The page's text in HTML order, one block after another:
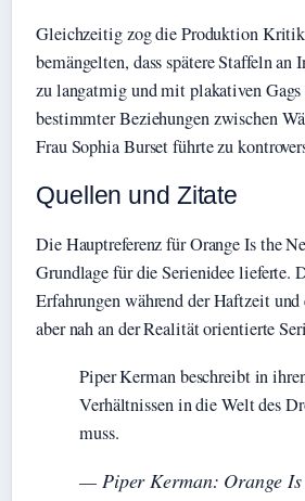
Gleichzeitig zog die Produktion
bemängelten, dass spätere Staffeln
zu langatmig und mit plakativen
bestimmter Beziehungen zwischen
Frau Sophia Burset führte zu
Quellen und Zitate
Die Hauptreferenz für Orange Is the
Grundlage für die Serienidee lieferte.
Erfahrungen während der Haftzeit
aber nah an der Realität orientierte
Piper Kerman beschreibt in
Verhältnissen in die Welt des
muss.
— Piper Kerman: Orange Is